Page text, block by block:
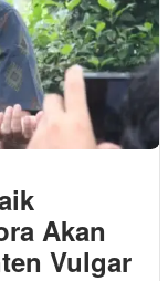
Akan
Vulgar